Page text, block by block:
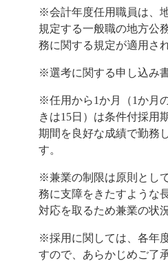
※会計年度任用職員は、
規定する一般職の地方公
務に関する規定が適用さ
※選考に関する申し込み
※任用から1か月（1か月
きは15日）は条件付採用
期間を良好な成績で勤務
す。
※兼業の制限は原則とし
務に支障をきたすような
対応を取るため兼業の状
※採用に関しては、各年
すので、あらかじめご了